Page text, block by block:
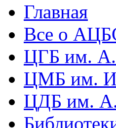
Главная
Все о
ЦГБ им.
ЦМБ им.
ЦДБ им.